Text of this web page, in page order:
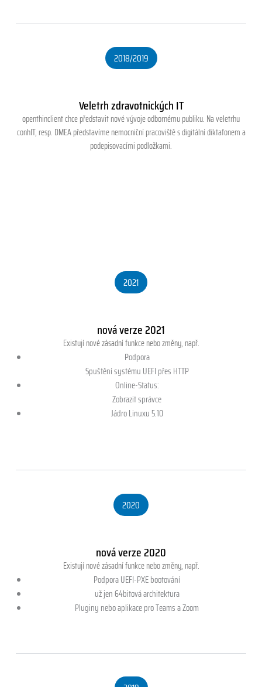
2018/2019
Veletrh zdravotnických IT
openthinclient chce představit nové vývoje odbornému publiku. Na veletrhu
conhIT, resp. DMEA představíme nemocniční pracoviště s digitální diktafonem a
podepisovacími podložkami.
2021
nová verze 2021
Existují nové zásadní funkce nebo změny, např.
Podpora
Spuštění systému UEFI přes HTTP
Online-Status:
Zobrazit správce
Jádro Linuxu 5.10
2020
nová verze 2020
Existují nové zásadní funkce nebo změny, např.
Podpora UEFI-PXE bootování
už jen 64bitová architektura
Pluginy nebo aplikace pro Teams a Zoom